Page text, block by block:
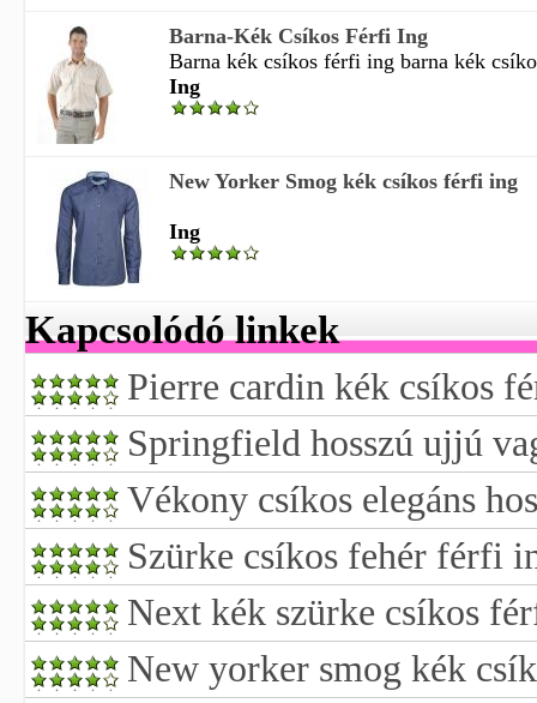
Barna-Kék Csíkos Férfi Ing
Barna kék csíkos férfi ing barna kék
Ing
New Yorker Smog kék csíkos férfi ing
Ing
Kapcsolódó linkek
Pierre cardin kék csíkos
Springfield hosszú ujjú
Vékony csíkos elegáns
Szürke csíkos fehér férfi
Next kék szürke csíkos
New yorker smog kék